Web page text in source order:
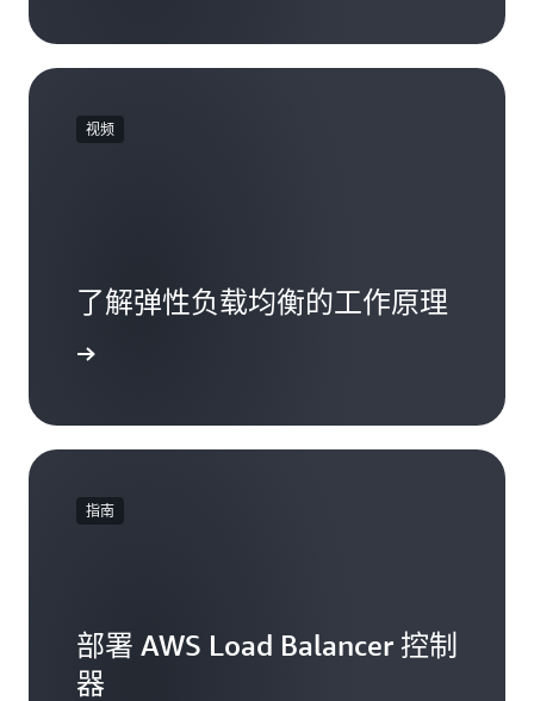
视频
了解弹性负载均衡的工作原理
指南
部署 AWS Load Balancer 控制
器